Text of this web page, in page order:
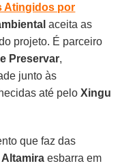
Atingidos por
aceita as
projeto. É parceiro
Preservar,
junto às
até pelo Xingu
que faz das
Altamira esbarra em